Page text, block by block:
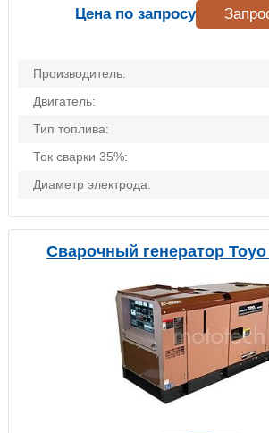
Производитель:
Двигатель:
Тип топлива:
Ток сварки 35%:
Диаметр электрода:
Цена по запросу
Сварочный генератор Toyo